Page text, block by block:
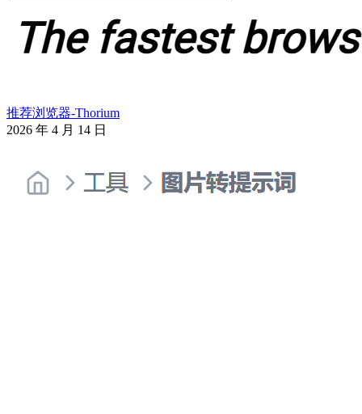
推荐浏览器-Thorium
2026 年 4 月 14 日